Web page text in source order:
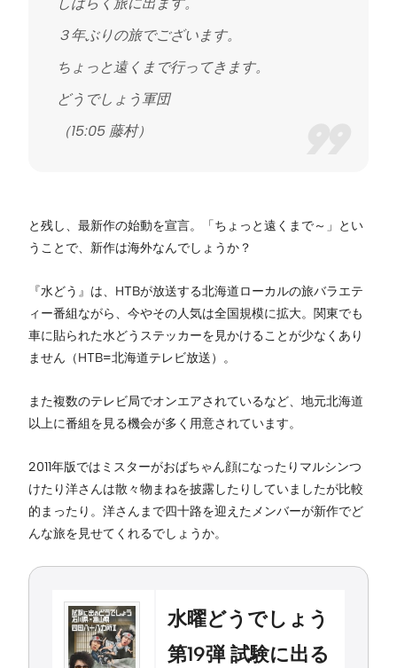
３年ぶりの旅でございます。
ちょっと遠くまで行ってきます。
どうでしょう軍団
（15:05 藤村）
と残し、最新作の始動を宣言。「ちょっと遠くまで～」とい
うことで、新作は海外なんでしょうか？
『水どう』は、HTBが放送する北海道ローカルの旅バラエテ
ィー番組ながら、今やその人気は全国規模に拡大。関東でも
車に貼られた水どうステッカーを見かけることが少なくあり
ません（HTB=北海道テレビ放送）。
また複数のテレビ局でオンエアされているなど、地元北海道
以上に番組を見る機会が多く用意されています。
2011年版ではミスターがおばちゃん顔になったりマルシンつ
けたり洋さんは散々物まねを披露したりしていましたが比較
的まったり。洋さんまで四十路を迎えたメンバーが新作でど
んな旅を見せてくれるでしょうか。
水曜どうでしょう
第19弾 試験に出る